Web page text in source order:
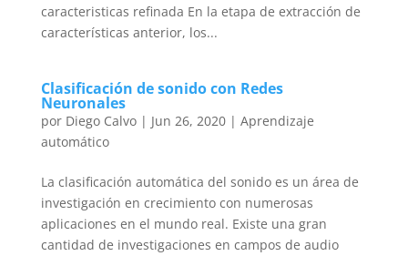
caracteristicas refinada En la etapa de extracción de
características anterior, los...
Clasificación de sonido con Redes
Neuronales
por Diego Calvo| Jun 26, 2020| Aprendizaje
automático
La clasificación automática del sonido es un área de
investigación en crecimiento con numerosas
aplicaciones en el mundo real. Existe una gran
cantidad de investigaciones en campos de audio